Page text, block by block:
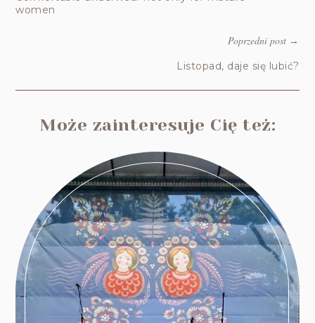
women
Poprzedni post→
Listopad, daje się lubić?
Może zainteresuje Cię też: